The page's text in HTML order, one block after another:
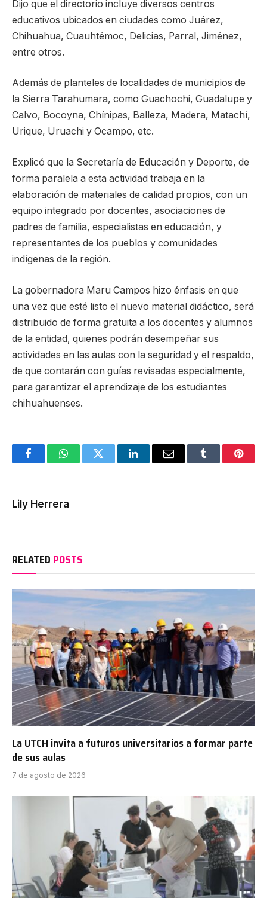
Dijo que el directorio incluye diversos centros
educativos ubicados en ciudades como Juárez,
Chihuahua, Cuauhtémoc, Delicias, Parral, Jiménez,
entre otros.
Además de planteles de localidades de municipios de
la Sierra Tarahumara, como Guachochi, Guadalupe y
Calvo, Bocoyna, Chínipas, Balleza, Madera, Matachí,
Urique, Uruachi y Ocampo, etc.
Explicó que la Secretaría de Educación y Deporte, de
forma paralela a esta actividad trabaja en la
elaboración de materiales de calidad propios, con un
equipo integrado por docentes, asociaciones de
padres de familia, especialistas en educación, y
representantes de los pueblos y comunidades
indígenas de la región.
La gobernadora Maru Campos hizo énfasis en que
una vez que esté listo el nuevo material didáctico, será
distribuido de forma gratuita a los docentes y alumnos
de la entidad, quienes podrán desempeñar sus
actividades en las aulas con la seguridad y el respaldo,
de que contarán con guías revisadas especialmente,
para garantizar el aprendizaje de los estudiantes
chihuahuenses.
FacebookWhatsAppTwitter LinkedInEmail Tumblr
Lily Herrera
RELATED POSTS
La UTCH invita a futuros universitarios a formar parte
de sus aulas
7 de agosto de 2026